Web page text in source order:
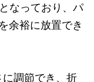
なっており、パ
余裕に放置でき
調節でき、折